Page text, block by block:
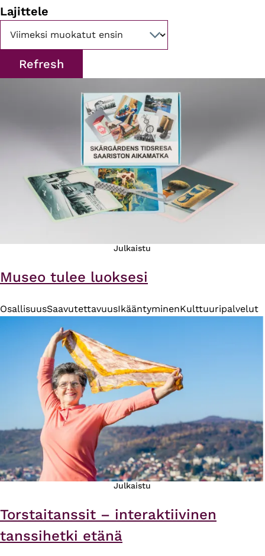
Lajittele
Julkaistu
Museo tulee luoksesi
OsallisuusSaavutettavuusIkääntyminenKulttuuripalvelut
Julkaistu
Torstaitanssit – interaktiivinen
tanssihetki etänä